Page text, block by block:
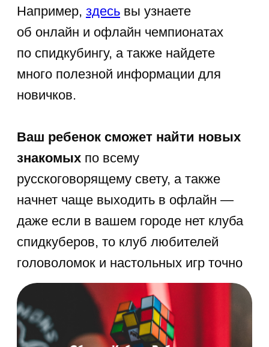
ЗАПИШИТЕСЬ
НА БЕСПЛАТНОЕ
ВВОДНОЕ ЗАНЯТИЕ